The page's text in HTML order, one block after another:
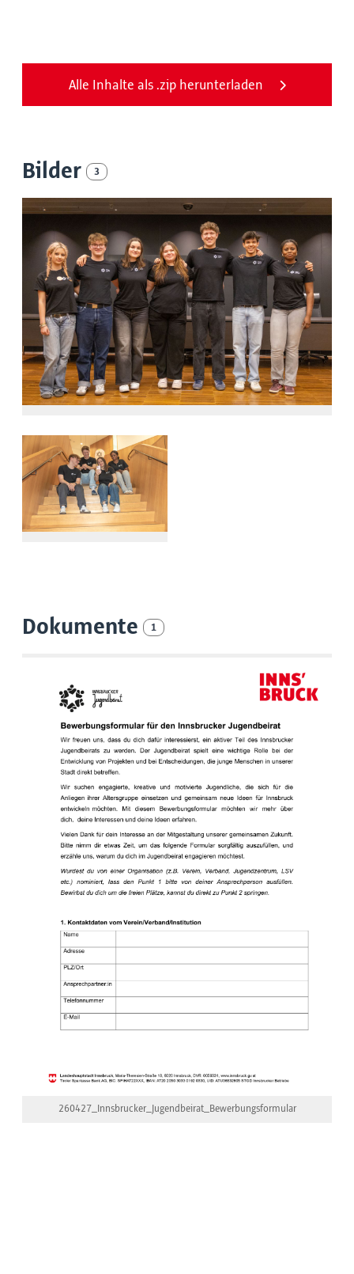
Alle Inhalte als .zip herunterladen
Bilder 3
Dokumente 1
260427_Innsbrucker_Jugendbeirat_Bewerbungsformular